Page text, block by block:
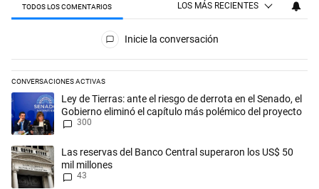
TODOS LOS COMENTARIOS LOS MÁS RECIENTES
Todos los comentarios
Inicie la conversación
CONVERSACIONES ACTIVAS
Este listado muestra los artículos con más comentarios en los
Un artículo de tendencia con el título "Ley de Tierras: ante el riesgo
Ley de Tierras: ante el riesgo de derrota en el Senado, el
Gobierno eliminó el capítulo más polémico del proyecto
300
Un artículo de tendencia con el título "Las reservas del Banco Central
Las reservas del Banco Central superaron los US$ 50
mil millones
43